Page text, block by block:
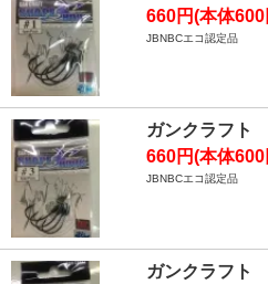
660円(本体
JBNBCエコ認定品
ガンクラフト
660円(本体
JBNBCエコ認定品
ガンクラフト